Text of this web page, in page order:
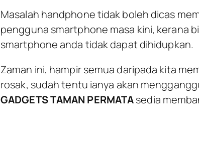
Masalah handphone tidak boleh dicas
pengguna smartphone masa kini, kerana
smartphone anda tidak dapat dihidupkan.
Zaman ini, hampir semua daripada kita
rosak, sudah tentu ianya akan
GADGETS TAMAN PERMATAsedia